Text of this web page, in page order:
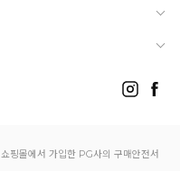
핑몰에서 가입한 PG사의 구매안전서